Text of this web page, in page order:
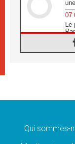
Le
Qui sommes-